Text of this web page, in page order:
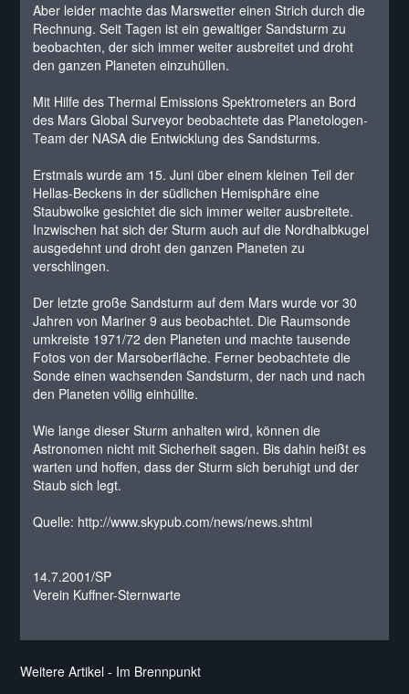
Aber leider machte das Marswetter einen Strich durch die
Rechnung. Seit Tagen ist ein gewaltiger Sandsturm zu
beobachten, der sich immer weiter ausbreitet und droht
den ganzen Planeten einzuhüllen.
Mit Hilfe des Thermal Emissions Spektrometers an Bord
des Mars Global Surveyor beobachtete das Planetologen-
Team der NASA die Entwicklung des Sandsturms.
Erstmals wurde am 15. Juni über einem kleinen Teil der
Hellas-Beckens in der südlichen Hemisphäre eine
Staubwolke gesichtet die sich immer weiter ausbreitete.
Inzwischen hat sich der Sturm auch auf die Nordhalbkugel
ausgedehnt und droht den ganzen Planeten zu
verschlingen.
Der letzte große Sandsturm auf dem Mars wurde vor 30
Jahren von Mariner 9 aus beobachtet. Die Raumsonde
umkreiste 1971/72 den Planeten und machte tausende
Fotos von der Marsoberfläche. Ferner beobachtete die
Sonde einen wachsenden Sandsturm, der nach und nach
den Planeten völlig einhüllte.
Wie lange dieser Sturm anhalten wird, können die
Astronomen nicht mit Sicherheit sagen. Bis dahin heißt es
warten und hoffen, dass der Sturm sich beruhigt und der
Staub sich legt.
Quelle: http://www.skypub.com/news/news.shtml
14.7.2001/SP
Verein Kuffner-Sternwarte
Weitere Artikel - Im Brennpunkt